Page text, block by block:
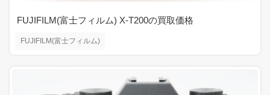
FUJIFILM(富士フィルム)
FUJIFILM(富士フィルム) X-T200の買取価格